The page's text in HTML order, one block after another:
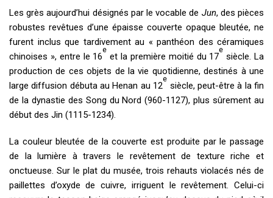
Les grès aujourd’hui désignés par le vocable de Jun, des pièces
robustes revêtues d’une épaisse couverte opaque bleutée, ne
furent inclus que tardivement au « panthéon des céramiques
chinoises », entre le 16
e
et la première moitié du 17
e
siècle. La
production de ces objets de la vie quotidienne, destinés à une
large diffusion débuta au Henan au 12
e
siècle, peut-être à la fin
de la dynastie des Song du Nord (960-1127), plus sûrement au
début des Jin (1115-1234).
La couleur bleutée de la couverte est produite par le passage
de la lumière à travers le revêtement de texture riche et
onctueuse. Sur le plat du musée, trois rehauts violacés nés de
paillettes d’oxyde de cuivre, irriguent le revêtement. Celui-ci